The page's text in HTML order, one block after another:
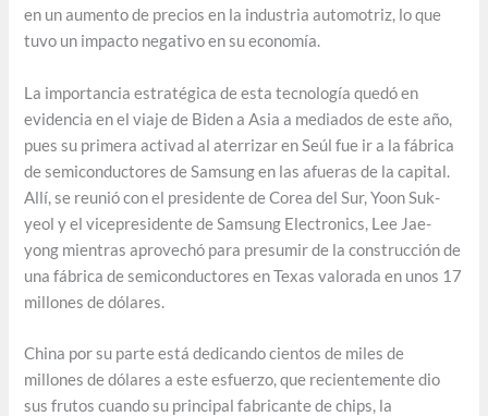
en un aumento de precios en la industria automotriz, lo que
tuvo un impacto negativo en su economía.
La importancia estratégica de esta tecnología quedó en
evidencia en el viaje de Biden a Asia a mediados de este año,
pues su primera activad al aterrizar en Seúl fue ir a la fábrica
de semiconductores de Samsung en las afueras de la capital.
Allí, se reunió con el presidente de Corea del Sur, Yoon Suk-
yeol y el vicepresidente de Samsung Electronics, Lee Jae-
yong mientras aprovechó para presumir de la construcción de
una fábrica de semiconductores en Texas valorada en unos 17
millones de dólares.
China por su parte está dedicando cientos de miles de
millones de dólares a este esfuerzo, que recientemente dio
sus frutos cuando su principal fabricante de chips, la